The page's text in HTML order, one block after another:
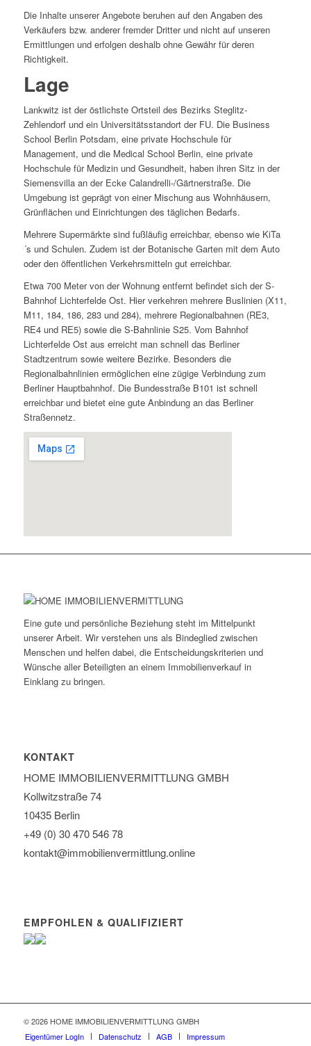
Die Inhalte unserer Angebote beruhen auf den Angaben des
Verkäufers bzw. anderer fremder Dritter und nicht auf unseren
Ermittlungen und erfolgen deshalb ohne Gewähr für deren
Richtigkeit.
Lage
Lankwitz ist der östlichste Ortsteil des Bezirks Steglitz-
Zehlendorf und ein Universitätsstandort der FU. Die Business
School Berlin Potsdam, eine private Hochschule für
Management, und die Medical School Berlin, eine private
Hochschule für Medizin und Gesundheit, haben ihren Sitz in der
Siemensvilla an der Ecke Calandrelli-/Gärtnerstraße. Die
Umgebung ist geprägt von einer Mischung aus Wohnhäusern,
Grünflächen und Einrichtungen des täglichen Bedarfs.
Mehrere Supermärkte sind fußläufig erreichbar, ebenso wie KiTa
´s und Schulen. Zudem ist der Botanische Garten mit dem Auto
oder den öffentlichen Verkehrsmitteln gut erreichbar.
Etwa 700 Meter von der Wohnung entfernt befindet sich der S-
Bahnhof Lichterfelde Ost. Hier verkehren mehrere Buslinien (X11,
M11, 184, 186, 283 und 284), mehrere Regionalbahnen (RE3,
RE4 und RE5) sowie die S-Bahnlinie S25. Vom Bahnhof
Lichterfelde Ost aus erreicht man schnell das Berliner
Stadtzentrum sowie weitere Bezirke. Besonders die
Regionalbahnlinien ermöglichen eine zügige Verbindung zum
Berliner Hauptbahnhof. Die Bundesstraße B101 ist schnell
erreichbar und bietet eine gute Anbindung an das Berliner
Straßennetz.
Eine gute und persönliche Beziehung steht im Mittelpunkt
unserer Arbeit. Wir verstehen uns als Bindeglied zwischen
Menschen und helfen dabei, die Entscheidungskriterien und
Wünsche aller Beteiligten an einem Immobilienverkauf in
Einklang zu bringen.
KONTAKT
HOME IMMOBILIEN­VERMITTLUNG GMBH
Kollwitzstraße 74
10435 Berlin
+49 (0) 30 470 546 78
kontakt@immobilien­vermittlung.online
EMPFOHLEN & QUALIFIZIERT
© 2026 HOME IMMOBILIENVERMITTLUNG GMBH
Eigentümer LogIn
Datenschutz AGB Impressum